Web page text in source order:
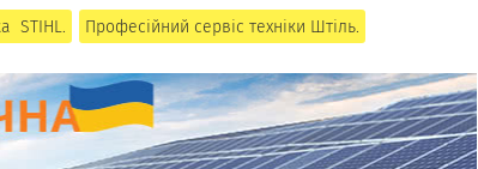
STIHL. Професійний сервіс техніки Штіль.